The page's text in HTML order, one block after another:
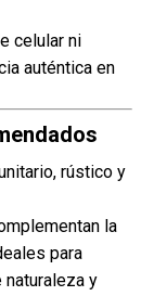
celular ni
auténtica en
rústico y
la
para
y